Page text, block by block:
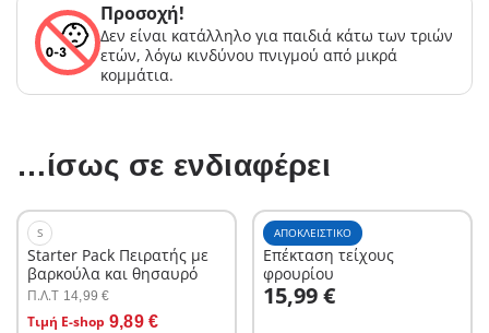
Προσοχή!
Δεν είναι κατάλληλο για παιδιά κάτω των τριών
ετών, λόγω κινδύνου πνιγμού από μικρά
κομμάτια.
…ίσως σε ενδιαφέρει
S
Starter Pack Πειρατής με
βαρκούλα και θησαυρό
Π.Λ.T 14,99 €
Τιμή E-shop 9,89 €
Στο καλάθι
ΑΠΟΚΛΕΙΣΤΙΚΌ
Επέκταση τείχους
φρουρίου
15,99 €
Στο καλάθι